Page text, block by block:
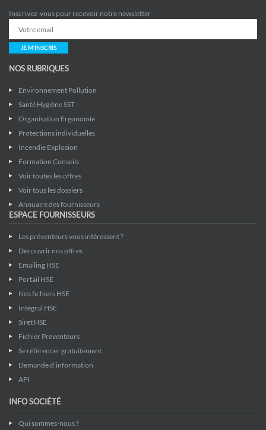
Inscrivez-vous pour recevoir notre newsletter
JE M'INSCRIS
NOS RUBRIQUES
Environnement Pollution
Santé Hygiène SST
Organisation Ergonomie
Protections individuelles
Incendie Explosion
Formation Conseils
Voir toutes les offres
Voir tous les dossiers
Annuaire des fournisseurs
ESPACE FOURNISSEURS
Les préventeurs vous intéressent ?
Découvrir nos offres
Emailing HSE
Portail HSE
Nos fichiers HSE
Intégral HSE
Siret HSE
Fichier Preventeurs
Se référencer gratuitement
Demande d'information
API
INFO SOCIÉTÉ
Qui sommes-nous ?